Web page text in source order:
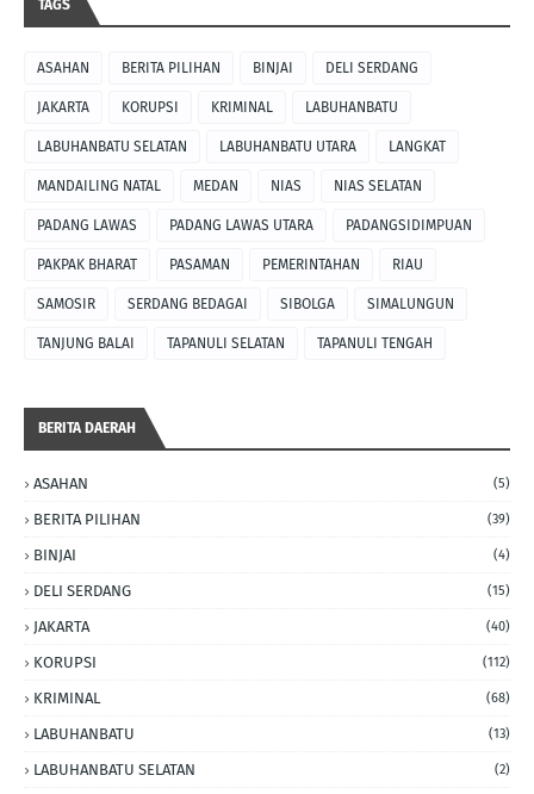
TAGS
ASAHAN BERITA PILIHAN BINJAI DELI SERDANG
JAKARTA KORUPSI KRIMINAL LABUHANBATU
LABUHANBATU SELATAN LABUHANBATU UTARA LANGKAT
MANDAILING NATAL MEDAN NIAS NIAS SELATAN
PADANG LAWAS PADANG LAWAS UTARA PADANGSIDIMPUAN
PAKPAK BHARAT PASAMAN PEMERINTAHAN RIAU
SAMOSIR SERDANG BEDAGAI SIBOLGA SIMALUNGUN
TANJUNG BALAI TAPANULI SELATAN TAPANULI TENGAH
BERITA DAERAH
ASAHAN (5)
BERITA PILIHAN (39)
BINJAI (4)
DELI SERDANG (15)
JAKARTA (40)
KORUPSI (112)
KRIMINAL (68)
LABUHANBATU (13)
LABUHANBATU SELATAN (2)